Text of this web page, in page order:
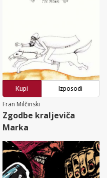
Kupi
Izposodi
Fran Milčinski
Zgodbe kraljeviča
Marka